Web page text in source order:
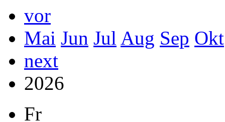
vor
Mai Jun Jul Aug Sep Okt
next
2026
Fr